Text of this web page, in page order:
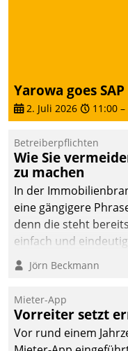
Yarowa goes SAP
2. Juli 2026 11:00 –
Betreiberpflichten
Wie Sie
zu machen
In der
eine gängigere
denn die steht
einfach und
Verantwortung
Jörn Beckmann
Mieter-App
Vorreiter setzt
Vor rund einem